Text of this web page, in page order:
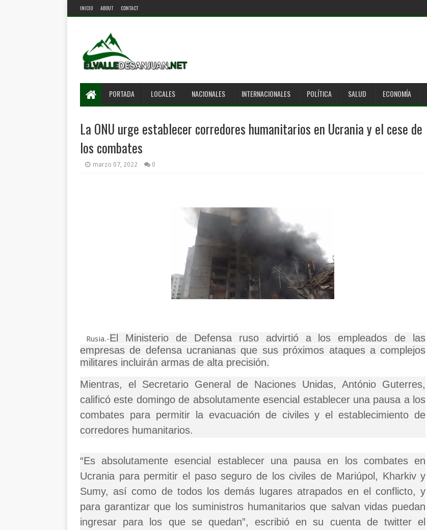
INICIO ABOUT CONTACT
PORTADA LOCALES NACIONALES INTERNACIONALES POLÍTICA SALUD ECONOMÍA
La ONU urge establecer corredores humanitarios en Ucrania y el cese de
los combates
marzo 07, 2022 0
Rusia.-El Ministerio de Defensa ruso advirtió a los empleados de las
empresas de defensa ucranianas que sus próximos ataques a complejos
militares incluirán armas de alta precisión.
Mientras, el Secretario General de Naciones Unidas, António Guterres,
calificó este domingo de absolutamente esencial establecer una pausa a los
combates para permitir la evacuación de civiles y el establecimiento de
corredores humanitarios.
“Es absolutamente esencial establecer una pausa en los combates en
Ucrania para permitir el paso seguro de los civiles de Mariúpol, Kharkiv y
Sumy, así como de todos los demás lugares atrapados en el conflicto, y
para garantizar que los suministros humanitarios que salvan vidas puedan
ingresar para los que se quedan”, escribió en su cuenta de twitter el